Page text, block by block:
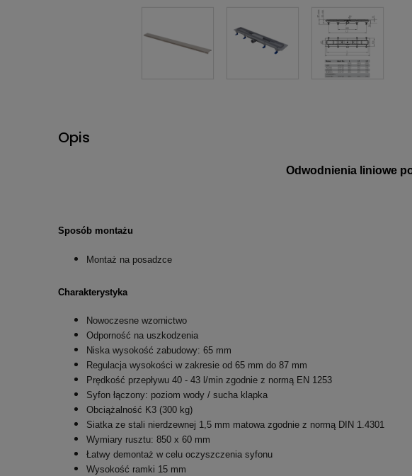
Opis
Odwodnienia liniowe
Sposób montażu
Montaż na posadzce
Charakterystyka
Nowoczesne wzornictwo
Odporność na uszkodzenia
Niska wysokość zabudowy: 65 mm
Regulacja wysokości w zakresie od 65 mm do 87 mm
Prędkość przepływu 40 - 43 l/min zgodnie z normą EN 1253
Syfon łączony: poziom wody / sucha klapka
Obciążalność K3 (300 kg)
Siatka ze stali nierdzewnej 1,5 mm matowa zgodnie z normą DIN 1.4301
Wymiary rusztu: 850 x 60 mm
Łatwy demontaż w celu oczyszczenia syfonu
Wysokość ramki 15 mm